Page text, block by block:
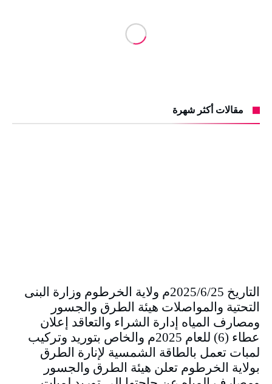
مقالات أكثر شهرة
التاريخ 2025/6/25م ولاية الخرطوم وزارة البنى
التحتية والمواصلات هيئة الطرق والجسور
ومصارف المياه إدارة الشراء والتعاقد إعلان
عطاء (6) للعام 2025م والخاص بتوريد وتركيب
لمبات تعمل بالطاقة الشمسية لإنارة الطرق
بولاية الخرطوم تعلن هيئة الطرق والجسور